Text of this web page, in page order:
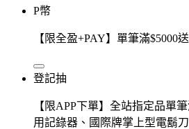
P幣
【限全盈+PAY】單筆滿$5000
登記抽
【限APP下單】全站指定品單
用記錄器、國際牌掌上型電鬍